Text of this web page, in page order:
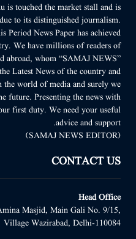
touched the market stall and is
to its distinguished journalism.
Period News Paper has achieved
We have millions of readers of
abroad, whom “SAMAJ NEWS”
Latest News of the country and
the world of media and surely we
future. Presenting the news with
first duty. We need your useful
advice and support.
(SAMAJ NEWS EDITOR)
CONTACT US
Head Office
Masjid, Main Gali No. 9/15,
Village Wazirabad, Delhi-110084